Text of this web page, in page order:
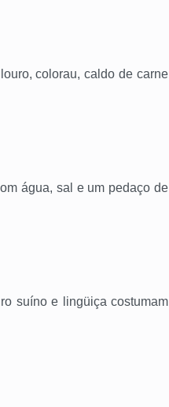
colorau, caldo de carne
água, sal e um pedaço de
suíno e lingüiça costumam